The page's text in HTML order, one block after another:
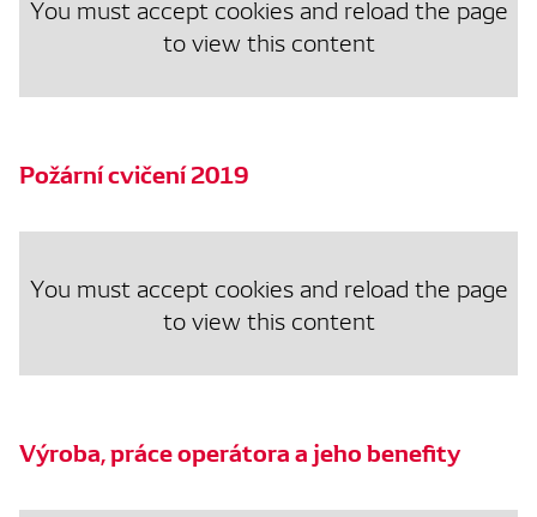
You must accept cookies and reload the page
to view this content
Požární cvičení 2019
You must accept cookies and reload the page
to view this content
Výroba, práce operátora a jeho benefity